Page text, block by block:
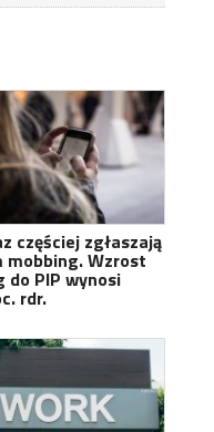
częściej zgłaszają
mobbing. Wzrost
do PIP wynosi
rdr.